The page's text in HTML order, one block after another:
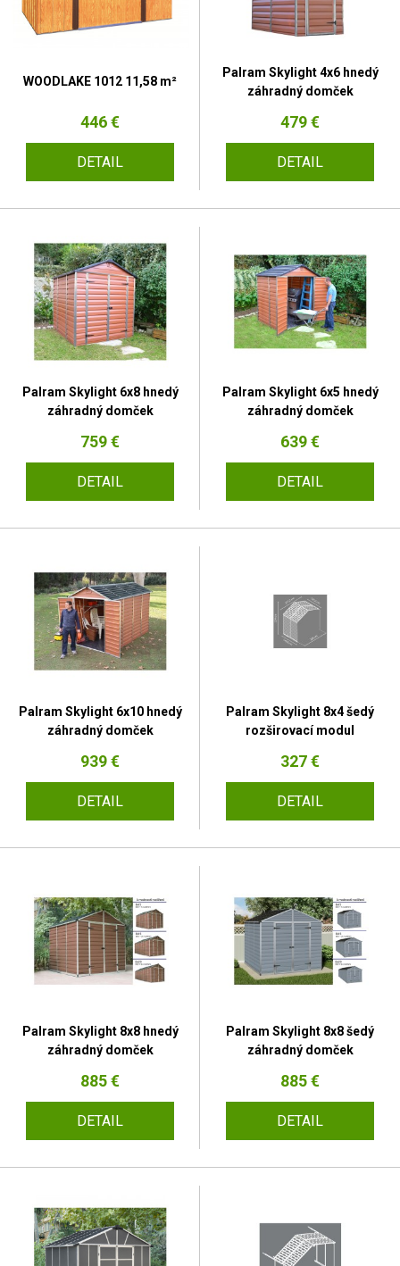
WOODLAKE 1012 11,58 m²
446 €
DETAIL
Palram Skylight 4x6 hnedý
záhradný domček
479 €
DETAIL
Palram Skylight 6x8 hnedý
záhradný domček
759 €
DETAIL
Palram Skylight 6x5 hnedý
záhradný domček
639 €
DETAIL
Palram Skylight 6x10 hnedý
záhradný domček
939 €
DETAIL
Palram Skylight 8x4 šedý
rozširovací modul
327 €
DETAIL
Palram Skylight 8x8 hnedý
záhradný domček
885 €
DETAIL
Palram Skylight 8x8 šedý
záhradný domček
885 €
DETAIL